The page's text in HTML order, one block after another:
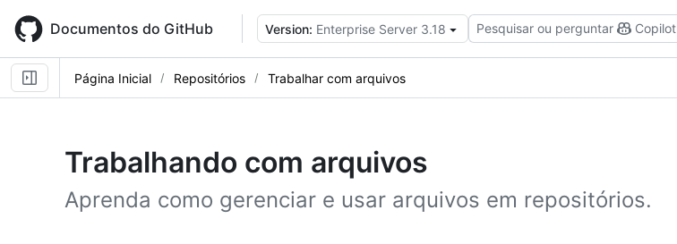
main
content
Documentos do GitHub Version: Enterprise Server 3.18 Pesquisar ou perguntar Copilot
Página Inicial Repositórios Trabalhar com arquivos
Trabalhando com arquivos
Aprenda como gerenciar e usar arquivos em repositórios.